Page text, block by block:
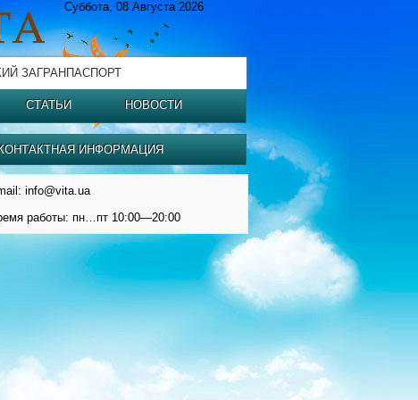
Суббота, 08 Августа 2026
ЗАГРАНПАСПОРТ
СТАТЬИ НОВОСТИ
ИНФОРМАЦИЯ
info@vita.ua
работы: пн…пт 10:00—20:00